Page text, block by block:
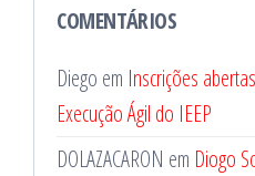
COMENTÁRIOS
Diego em Inscrições
Execução Ágil do IEEP
DOLAZACARON em Diogo